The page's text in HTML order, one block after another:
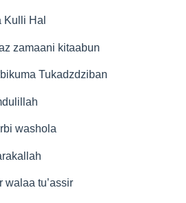
Hal
zamaani kitaabun
Tukadzdziban
washola
walaa tu’assir